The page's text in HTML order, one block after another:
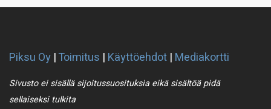
Piksu Oy |Toimitus | Käyttöehdot | Mediakortti
Sivusto ei sisällä sijoitussuosituksia eikä sisältöä pidä
sellaiseksi tulkita